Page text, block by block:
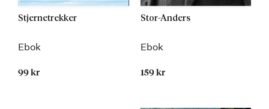
Stjernetrekker
Ebok
99 kr
Stor-Anders
Ebok
159 kr